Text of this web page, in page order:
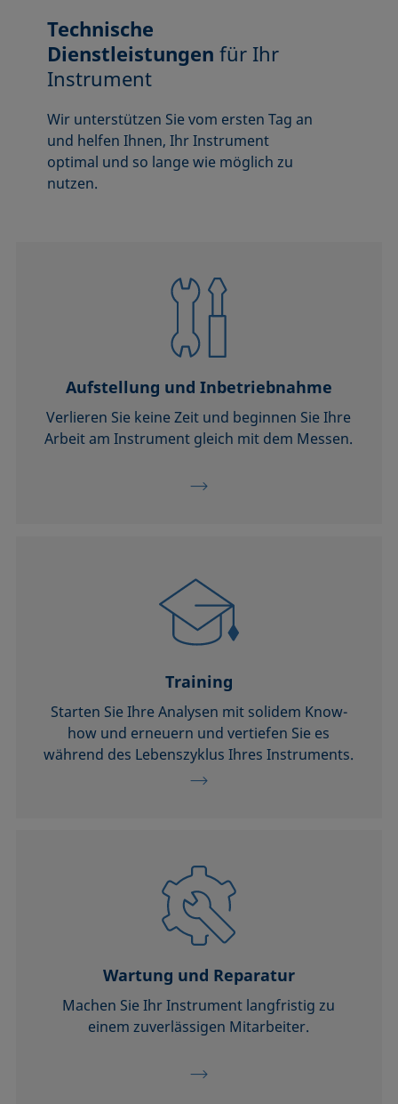
Technische
Dienstleistungen für Ihr
Instrument
Wir unterstützen Sie vom ersten Tag an
und helfen Ihnen, Ihr Instrument
optimal und so lange wie möglich zu
nutzen.
Aufstellung und Inbetriebnahme
Verlieren Sie keine Zeit und beginnen Sie Ihre
Arbeit am Instrument gleich mit dem Messen.
Training
Starten Sie Ihre Analysen mit solidem Know-
how und erneuern und vertiefen Sie es
während des Lebenszyklus Ihres Instruments.
Wartung und Reparatur
Machen Sie Ihr Instrument langfristig zu
einem zuverlässigen Mitarbeiter.